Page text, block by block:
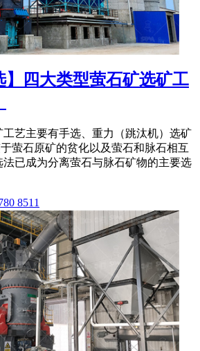
】四大类型萤石矿选矿工
工艺主要有手选、重力（跳汰机）选矿
萤石原矿的贫化以及萤石和脉石相互
法已成为分离萤石与脉石矿物的主要选
8511